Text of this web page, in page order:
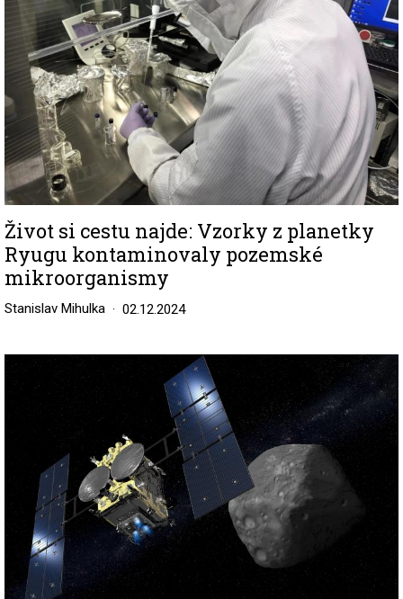
Život si cestu najde: Vzorky z planetky
Ryugu kontaminovaly pozemské
mikroorganismy
Stanislav Mihulka 02.12.2024